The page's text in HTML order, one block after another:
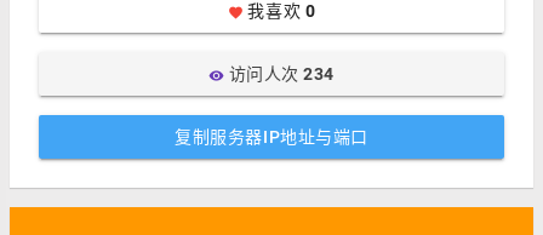
favorite 我喜欢 0
visibility访问人次234
复制服务器IP地址与端口